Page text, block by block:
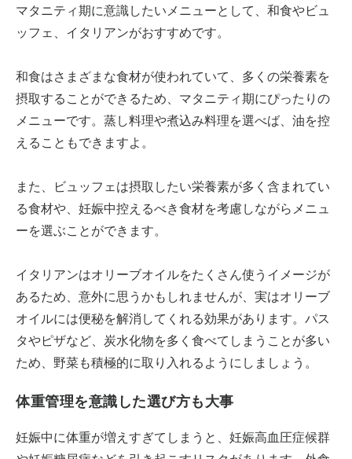
マタニティ期に意識したいメニューとして、和食やビュ
ッフェ、イタリアンがおすすめです。
和食はさまざまな食材が使われていて、多くの栄養素を
摂取することができるため、マタニティ期にぴったりの
メニューです。蒸し料理や煮込み料理を選べば、油を控
えることもできますよ。
また、ビュッフェは摂取したい栄養素が多く含まれてい
る食材や、妊娠中控えるべき食材を考慮しながらメニュ
ーを選ぶことができます。
イタリアンはオリーブオイルをたくさん使うイメージが
あるため、意外に思うかもしれませんが、実はオリーブ
オイルには便秘を解消してくれる効果があります。パス
タやピザなど、炭水化物を多く食べてしまうことが多い
ため、野菜も積極的に取り入れるようにしましょう。
体重管理を意識した選び方も大事
妊娠中に体重が増えすぎてしまうと、妊娠高血圧症候群